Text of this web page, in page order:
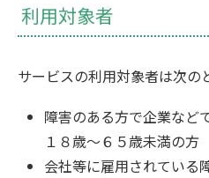
利用対象者
サービスの利用対象者は次の
障害のある方で企業など
１８歳～６５歳未満の方
会社等に雇用されている